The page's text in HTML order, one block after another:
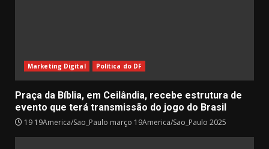
Marketing Digital Política do DF
Praça da Bíblia, em Ceilândia, recebe estrutura de
evento que terá transmissão do jogo do Brasil
19 19America/Sao_Paulo março 19America/Sao_Paulo 2025